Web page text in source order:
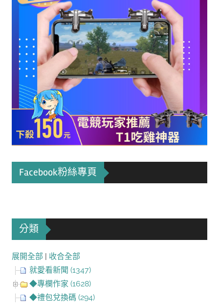
Facebook粉絲專頁
分類
展開全部 | 收合全部
就愛看新聞 (1347)
◆專欄作家 (1628)
◆禮包兌換碼 (294)